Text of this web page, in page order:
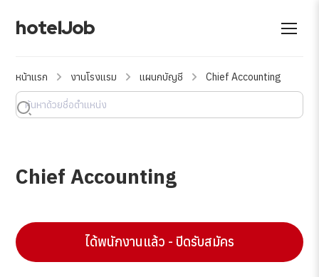
hotelJob
หน้าแรก งานโรงแรม แผนกบัญชี Chief Accounting
Chief Accounting
ได้พนักงานแล้ว - ปิดรับสมัคร